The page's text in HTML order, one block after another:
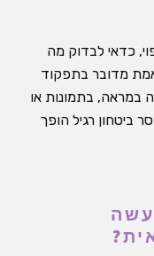
כדאי לבדוק מה
מדובר בתפקוד
במראה, בתמונות או
ביטחון רגיל הופך